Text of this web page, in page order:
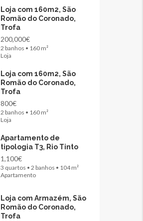
Loja com 160m2, São
Romão do Coronado,
Trofa
200,000€
2 banhos • 160 m²
Loja
Loja com 160m2, São
Romão do Coronado,
Trofa
800€
2 banhos • 160 m²
Loja
Apartamento de
tipologia T3, Rio Tinto
1,100€
3 quartos • 2 banhos • 104 m²
Apartamento
Loja com Armazém, São
Romão do Coronado,
Trofa